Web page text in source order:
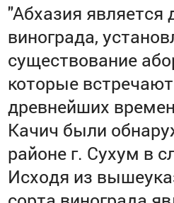
"Абхазия
винограда,
существование
которые
древнейших
Качич были
районе г. Сухум в
Исходя из